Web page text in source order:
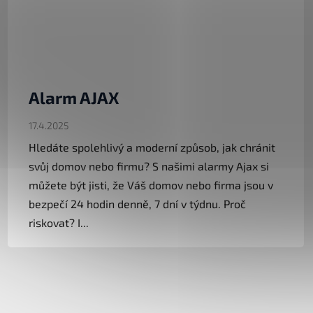
Alarm AJAX
17.4.2025
Hledáte spolehlivý a moderní způsob, jak chránit
svůj domov nebo firmu? S našimi alarmy Ajax si
můžete být jisti, že Váš domov nebo firma jsou v
bezpečí 24 hodin denně, 7 dní v týdnu. Proč
riskovat? I...